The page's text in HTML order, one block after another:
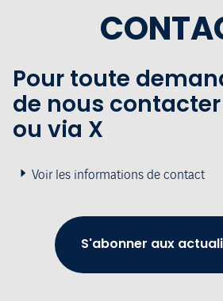
Pour toute
de nous
ou via X
Voir les informations de contact
S'abonner aux